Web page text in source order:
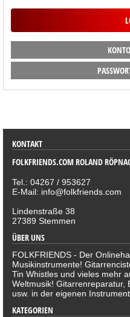
KONTAKT
FOLKFRIENDS.COM ROLAND
Tel.: 04267 / 953627
E-Mail: info@folkfriends.com
Lindenstraße 38
27389 Stemmen
ÜBER UNS
FOLKFRIENDS - Der
Musikinstrumente!
Tin Whistles und vieles mehr
Weltmusik! Gitarrenreparatur,
usw. in der eigenen
KATEGORIEN